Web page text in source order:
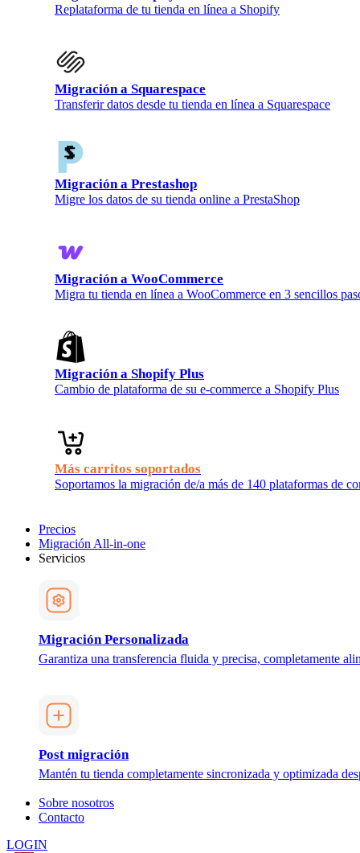
Replataforma de tu tienda en línea a Shopify
Migración a Squarespace
Transferir datos desde tu tienda en línea a Squarespace
Migración a Prestashop
Migre los datos de su tienda online a PrestaShop
Migración a WooCommerce
Migra tu tienda en línea a WooCommerce en 3 sencillos
Migración a Shopify Plus
Cambio de plataforma de su e-commerce a Shopify Plus
Más carritos soportados
Soportamos la migración de/a más de 140 plataformas de
Precios
Migración All-in-one
Servicios
Migración Personalizada
Garantiza una transferencia fluida y precisa, completamente
Post migración
Mantén tu tienda completamente sincronizada y optimizada
Sobre nosotros
Contacto
LOGIN